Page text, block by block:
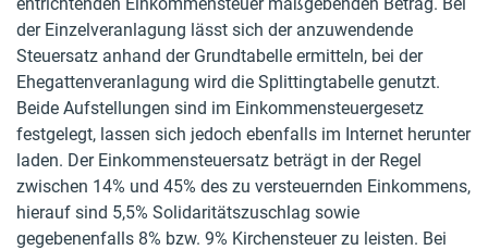
der Einzelveranlagung lässt sich der anzuwendende
Steuersatz anhand der Grundtabelle ermitteln, bei der
Ehegattenveranlagung wird die Splittingtabelle genutzt.
Beide Aufstellungen sind im Einkommensteuergesetz
festgelegt, lassen sich jedoch ebenfalls im Internet herunter
laden. Der Einkommensteuersatz beträgt in der Regel
zwischen 14% und 45% des zu versteuernden Einkommens,
hierauf sind 5,5% Solidaritätszuschlag sowie
gegebenenfalls 8% bzw. 9% Kirchensteuer zu leisten. Bei